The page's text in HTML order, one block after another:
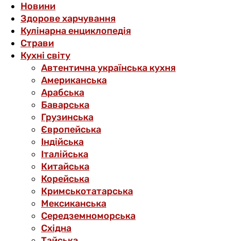
Новини
Здорове харчування
Кулінарна енциклопедія
Страви
Кухні світу
Автентична українська кухня
Американська
Арабська
Баварська
Грузинська
Європейська
Індійська
Італійська
Китайська
Корейська
Кримськотатарська
Мексиканська
Середземноморська
Східна